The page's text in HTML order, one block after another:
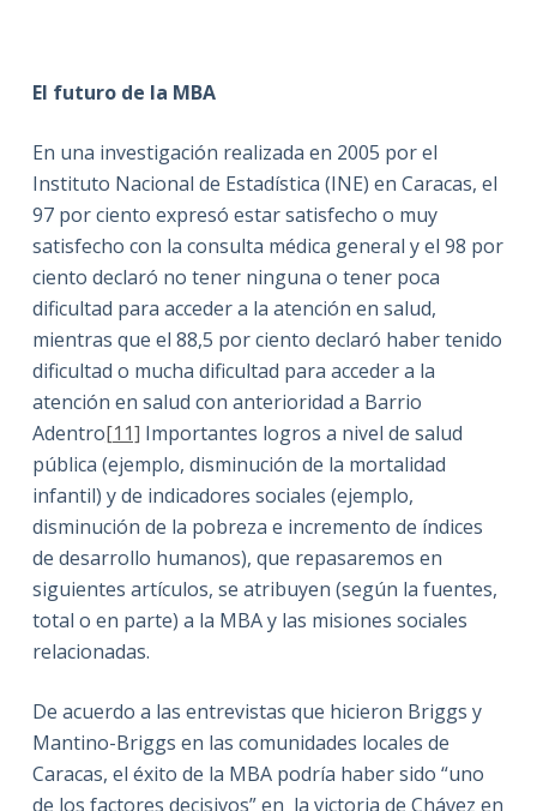
El futuro de la MBA
En una investigación realizada en 2005 por el
Instituto Nacional de Estadística (INE) en Caracas, el
97 por ciento expresó estar satisfecho o muy
satisfecho con la consulta médica general y el 98 por
ciento declaró no tener ninguna o tener poca
dificultad para acceder a la atención en salud,
mientras que el 88,5 por ciento declaró haber tenido
dificultad o mucha dificultad para acceder a la
atención en salud con anterioridad a Barrio
Adentro[11] Importantes logros a nivel de salud
pública (ejemplo, disminución de la mortalidad
infantil) y de indicadores sociales (ejemplo,
disminución de la pobreza e incremento de índices
de desarrollo humanos), que repasaremos en
siguientes artículos, se atribuyen (según la fuentes,
total o en parte) a la MBA y las misiones sociales
relacionadas.
De acuerdo a las entrevistas que hicieron Briggs y
Mantino-Briggs en las comunidades locales de
Caracas, el éxito de la MBA podría haber sido “uno
de los factores decisivos” en la victoria de Chávez en